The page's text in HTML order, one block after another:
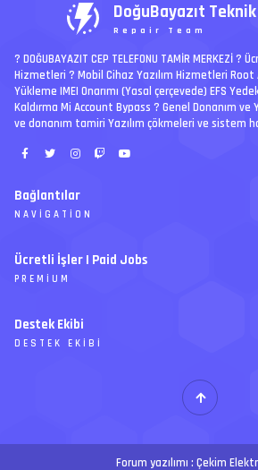
DoğuBayazıt
Repair Team
? DOĞUBAYAZIT CEP TELEFONU TAMİR MERKEZİ ?️
Hizmetleri ? Mobil Cihaz Yazılım Hizmetleri Root
Yükleme IMEI Onarımı (Yasal çerçevede) EFS
Kaldırma Mi Account Bypass ? Genel Donanım ve
ve donanım tamiri Yazılım çökmeleri ve sistem
Bağlantılar
NAVIGATION
Arşiv
Ajanda
Forum Yönetimi
Forumları Okundu Kabul Et
Ücretli İşler | Paid Jobs
PREMIUM
Paketler
Özel tema
Destek Ekibi
DESTEK EKIBI
İ
T H
Forum yazılımı : Çekim